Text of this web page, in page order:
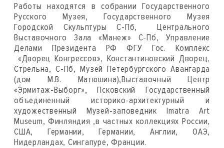
Работы находятся в собрании Государственного
Русского Музея, Государственного Музея
Городской Скульптуры С-Пб, Центрального
Выставочного Зала «Манеж» С-Пб, Управление
Делами Президента РФ ФГУ Гос. Комплекс
«Дворец Конгрессов», Константиновский Дворец,
Стрельна, С-Пб, Музей Петербургского Авангарда
(дом М.В. Матюшина),Выставочный Центр
«Эрмитаж-Выборг», Псковский Государственный
объединенный историко-архитектурный и
художественный Музей-заповедник Imatra Art
Museum, Финляндия ,в частных коллекциях России,
США, Германии, Германии, Англии, ОАЭ,
Нидерландах, Сингапуре, Франции.